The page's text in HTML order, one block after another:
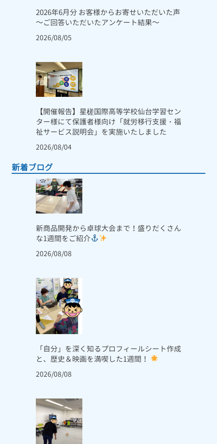
2026年6月分 お客様からお寄せいただいた声
～ご回答いただいたアンケート結果～
2026/08/05
【開催報告】星槎国際高等学校仙台学習セン
ター様にて保護者様向け「就労移行支援・福
祉サービス説明会」を実施いたしました
2026/08/04
新着ブログ
新商品開発から卓球大会まで！盛りだくさん
な1週間をご紹介
2026/08/08
「自分」を深く知るプロフィールシート作成
と、歴史＆映画を満喫した1週間！
2026/08/08